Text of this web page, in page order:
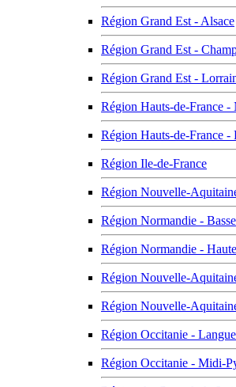
Région Grand Est - Alsace
Région Grand Est -
Région Grand Est -
Région Hauts-de-France -
Région Hauts-de-France -
Région Ile-de-France
Région Nouvelle-
Région Normandie -
Région Normandie -
Région Nouvelle-
Région Nouvelle-
Région Occitanie -
Région Occitanie - Midi-